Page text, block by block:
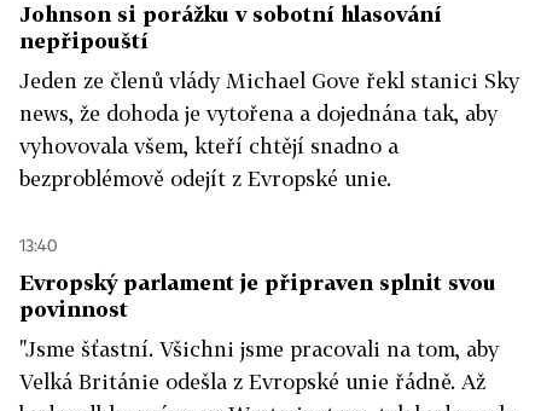
Johnson si porážku v sobotní hlasování
nepřipouští
Jeden ze členů vlády Michael Gove řekl stanici Sky
news, že dohoda je vytořena a dojednána tak, aby
vyhovovala všem, kteří chtějí snadno a
bezproblémově odejít z Evropské unie.
13:40
Evropský parlament je připraven splnit svou
povinnost
"Jsme šťastní. Všichni jsme pracovali na tom, aby
Velká Británie odešla z Evropské unie řádně. Až